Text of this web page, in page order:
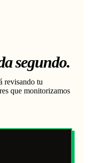
segundo.
revisando tu
que monitorizamos